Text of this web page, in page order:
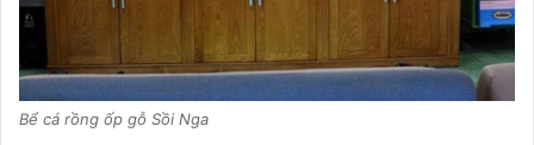
Bể cá rồng ốp gỗ Sồi Nga